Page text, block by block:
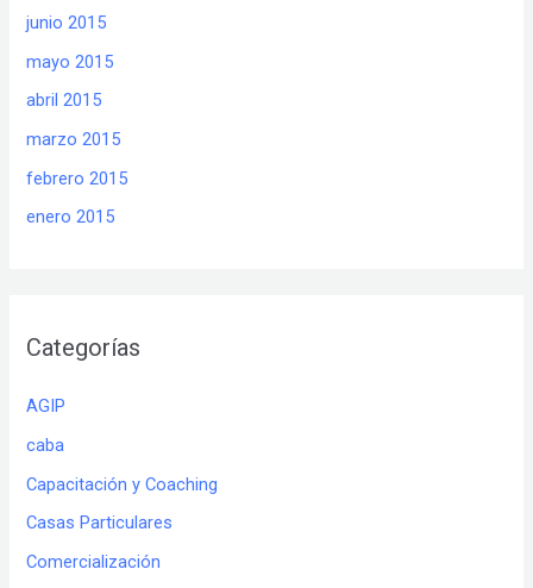
junio 2015
mayo 2015
abril 2015
marzo 2015
febrero 2015
enero 2015
Categorías
AGIP
caba
Capacitación y Coaching
Casas Particulares
Comercialización